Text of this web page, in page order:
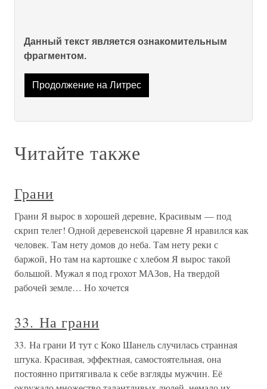
Данный текст является ознакомительным
фрагментом.
Продолжение на Литрес
Читайте также
Грани
Грани Я вырос в хорошей деревне, Красивым — под
скрип телег! Одной деревенской царевне Я нравился как
человек. Там нету домов до неба. Там нету реки с
баржой, Но там на картошке с хлебом Я вырос такой
большой. Мужал я под грохот МАЗов, На твердой
рабочей земле… Но хочется
33. На грани
33. На грани И тут с Коко Шанель случилась странная
штука. Красивая, эффектная, самостоятельная, она
постоянно притягивала к себе взгляды мужчин. Её